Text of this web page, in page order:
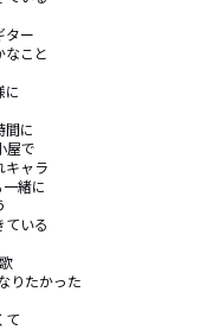
ター
なこと
に
間に
屋で
キャラ
緒に
ている
りたかった
て